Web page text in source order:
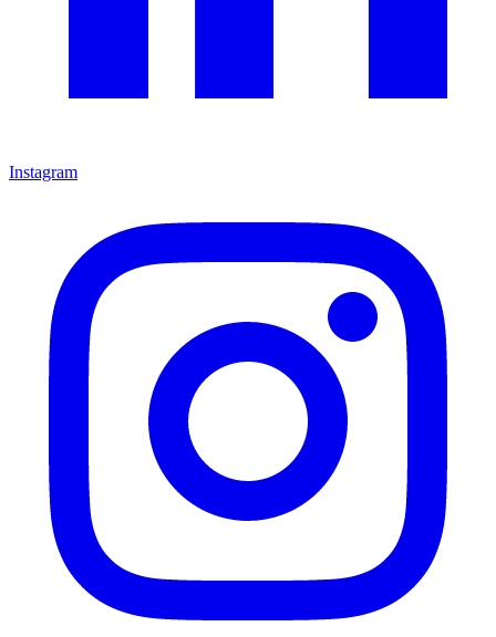
Instagram